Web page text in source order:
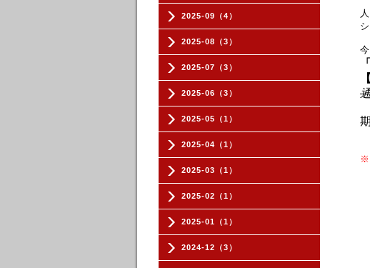
2025-09（4）
2025-08（3）
2025-07（3）
2025-06（3）
2025-05（1）
2025-04（1）
2025-03（1）
2025-02（1）
2025-01（1）
2024-12（3）
※